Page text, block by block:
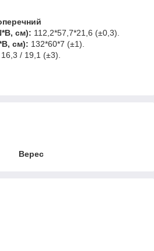
см): 112,2*57,7*21,6 (±0,3).
см): 132*60*7 (±1).
16,3 / 19,1 (±3).
Верес